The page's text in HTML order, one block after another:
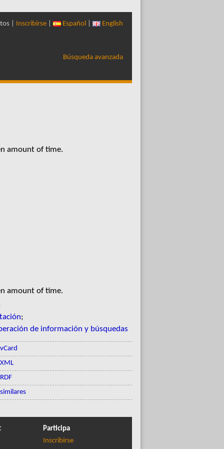
| Inscribirse Español English
Búsqueda avanzada
amount of time.
amount of time.
;
de información y búsquedas
vCard
XML
RDF
similares
Participa
Inscribirse